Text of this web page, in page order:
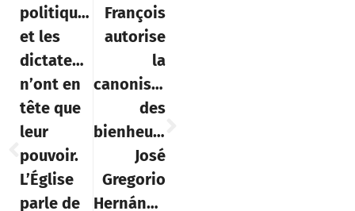
politiques
et les
dictateurs
n’ont en
tête que
leur
pouvoir.
L’Église
parle de
François
autorise
la
canonisation
des
bienheureux
José
Gregorio
Hernández